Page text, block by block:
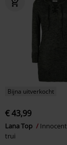
Bijna uitverkocht
€ 43,99
Lana Top Innocent
trui